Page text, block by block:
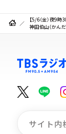
【5/6（金）夜9
神田伯山（かん